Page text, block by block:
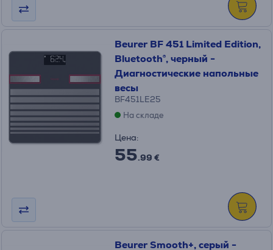
Beurer BF 451 Limited Edition,
Bluetooth®, черный -
Диагностические напольные
весы
BF451LE25
На складе
Цена:
55.99 €
Beurer Smooth+, серый -